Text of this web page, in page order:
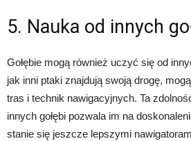
5. Nauka od innych
Gołębie mogą również uczyć się od
jak inni ptaki znajdują swoją drogę,
tras i technik nawigacyjnych. Ta
innych gołębi pozwala im na
stanie się jeszcze lepszymi